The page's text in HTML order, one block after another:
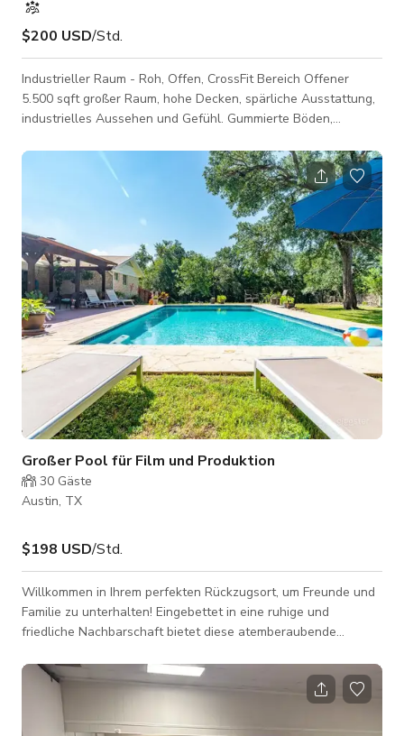
$200 USD/Std.
Industrieller Raum - Roh, Offen, CrossFit Bereich Offener
5.500 sqft großer Raum, hohe Decken, spärliche Ausstattung,
industrielles Aussehen und Gefühl. Gummierte Böden,
- 40 ft hohe Garagentore, die Nachmittagslicht hereinlassen
Außenterrasse Sauna
Großer Pool für Film und Produktion
30 Gäste
Austin, TX
$198 USD/Std.
Willkommen in Ihrem perfekten Rückzugsort, um Freunde und
Familie zu unterhalten! Eingebettet in eine ruhige und
friedliche Nachbarschaft bietet diese atemberaubende
und Unterhaltung und ist somit der ideale Ort, um
unvergessliche Erinnerungen zu schaffen. Hauptmerkmale:
Tauchen Sie ein in eine Welt der Freizeit mit unserem großen,
einladenden Pool – eine Oase der Erfrischung und